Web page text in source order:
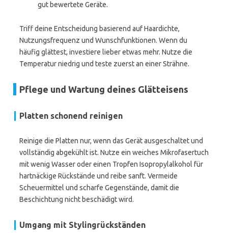
gut bewertete Geräte.
Triff deine Entscheidung basierend auf Haardichte,
Nutzungsfrequenz und Wunschfunktionen. Wenn du
häufig glättest, investiere lieber etwas mehr. Nutze die
Temperatur niedrig und teste zuerst an einer Strähne.
Pflege und Wartung deines Glätteisens
Platten schonend reinigen
Reinige die Platten nur, wenn das Gerät ausgeschaltet und
vollständig abgekühlt ist. Nutze ein weiches Mikrofasertuch
mit wenig Wasser oder einen Tropfen Isopropylalkohol für
hartnäckige Rückstände und reibe sanft. Vermeide
Scheuermittel und scharfe Gegenstände, damit die
Beschichtung nicht beschädigt wird.
Umgang mit Stylingrückständen